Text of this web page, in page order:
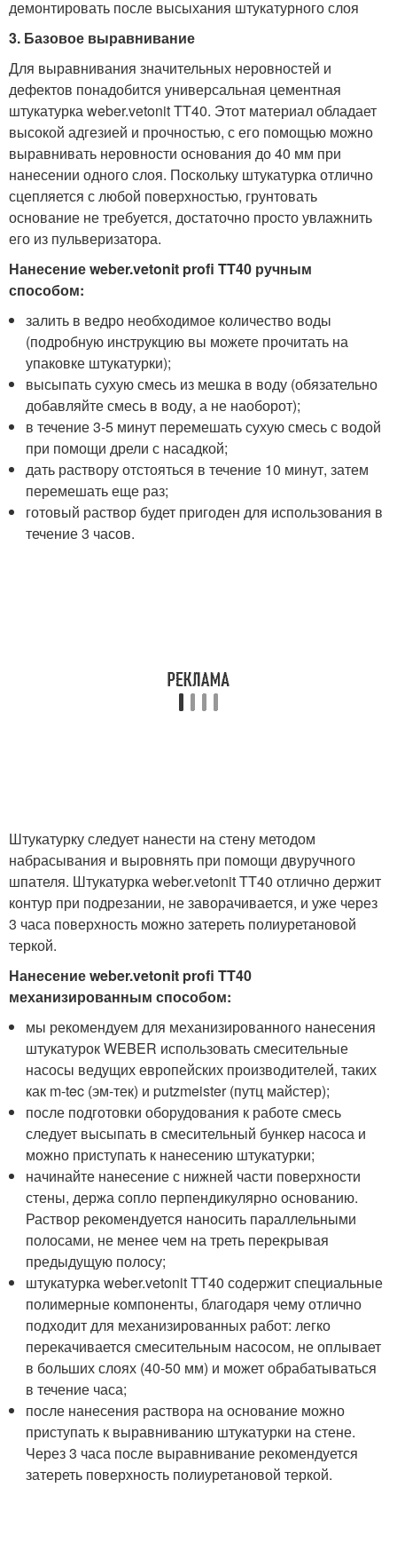
демонтировать после высыхания штукатурного слоя
3. Базовое выравнивание
Для выравнивания значительных неровностей и
дефектов понадобится универсальная цементная
штукатурка weber.vetonit TT40. Этот материал обладает
высокой адгезией и прочностью, с его помощью можно
выравнивать неровности основания до 40 мм при
нанесении одного слоя. Поскольку штукатурка отлично
сцепляется с любой поверхностью, грунтовать
основание не требуется, достаточно просто увлажнить
его из пульверизатора.
Нанесение weber.vetonit profi TT40 ручным
способом:
залить в ведро необходимое количество воды
(подробную инструкцию вы можете прочитать на
упаковке штукатурки);
высыпать сухую смесь из мешка в воду (обязательно
добавляйте смесь в воду, а не наоборот);
в течение 3-5 минут перемешать сухую смесь с водой
при помощи дрели с насадкой;
дать раствору отстояться в течение 10 минут, затем
перемешать еще раз;
готовый раствор будет пригоден для использования в
течение 3 часов.
Штукатурку следует нанести на стену методом
набрасывания и выровнять при помощи двуручного
шпателя. Штукатурка weber.vetonit TT40 отлично держит
контур при подрезании, не заворачивается, и уже через
3 часа поверхность можно затереть полиуретановой
теркой.
Нанесение weber.vetonit profi TT40
механизированным способом:
мы рекомендуем для механизированного нанесения
штукатурок WEBER использовать смесительные
насосы ведущих европейских производителей, таких
как m-tec (эм-тек) и putzmeister (путц майстер);
после подготовки оборудования к работе смесь
следует высыпать в смесительный бункер насоса и
можно приступать к нанесению штукатурки;
начинайте нанесение с нижней части поверхности
стены, держа сопло перпендикулярно основанию.
Раствор рекомендуется наносить параллельными
полосами, не менее чем на треть перекрывая
предыдущую полосу;
штукатурка weber.vetonit TT40 содержит специальные
полимерные компоненты, благодаря чему отлично
подходит для механизированных работ: легко
перекачивается смесительным насосом, не оплывает
в больших слоях (40-50 мм) и может обрабатываться
в течение часа;
после нанесения раствора на основание можно
приступать к выравниванию штукатурки на стене.
Через 3 часа после выравнивание рекомендуется
затереть поверхность полиуретановой теркой.